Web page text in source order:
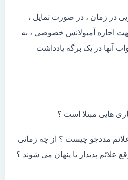
در زمان ، در صورت تمایل ،
اجاره آمبولانس خصوصی ، به
آنها در یک برگه یادداشت
هایی مبتلا است ؟
علائم مددجو چیست ؟ از چه زمانی
علائم پدیدار یا پنهان می شوند ؟